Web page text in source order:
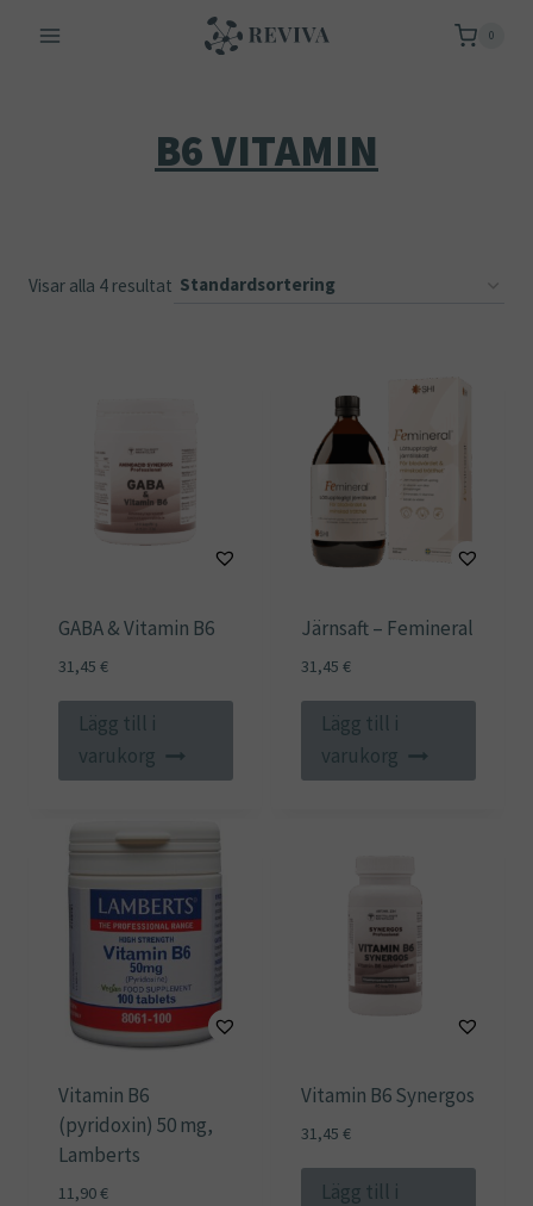
0
B6 VITAMIN
Visar alla 4 resultat
GABA & Vitamin B6
31,45 €
Lägg till i
varukorg
Järnsaft – Femineral
31,45 €
Lägg till i
varukorg
Vitamin B6
(pyridoxin) 50 mg,
Lamberts
11,90€
Vitamin B6 Synergos
31,45 €
Lägg till i